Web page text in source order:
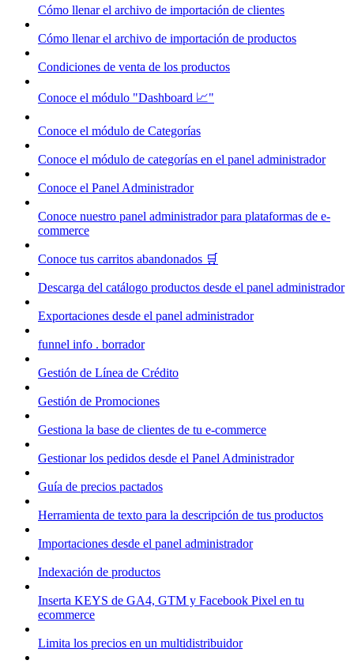
Cómo llenar el archivo de importación de clientes
Cómo llenar el archivo de importación de productos
Condiciones de venta de los productos
Conoce el módulo "Dashboard 📈"
Conoce el módulo de Categorías
Conoce el módulo de categorías en el panel administrador
Conoce el Panel Administrador
Conoce nuestro panel administrador para plataformas de e-
commerce
Conoce tus carritos abandonados 🛒
Descarga del catálogo productos desde el panel administrador
Exportaciones desde el panel administrador
funnel info . borrador
Gestión de Línea de Crédito
Gestión de Promociones
Gestiona la base de clientes de tu e-commerce
Gestionar los pedidos desde el Panel Administrador
Guía de precios pactados
Herramienta de texto para la descripción de tus productos
Importaciones desde el panel administrador
Indexación de productos
Inserta KEYS de GA4, GTM y Facebook Pixel en tu
ecommerce
Limita los precios en un multidistribuidor